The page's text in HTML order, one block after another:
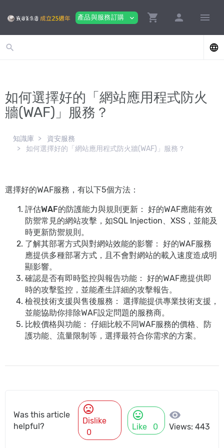
產品與服務訂購 expand_more shopping_cart person menu
search language
如何選擇好的「網站應用程式防火
牆(WAF)」服務？
知識庫
資安服務
如何選擇好的「網站應用程式防火牆(WAF)」服務？
選擇好的WAF服務，有以下5個方法：
評估WAF的防護能力與規則更新： 好的WAF應能有效
防禦常見的網站攻擊，如SQL Injection、XSS，並能及
時更新防禦規則。
了解其部署方式與對網站效能的影響： 好的WAF服務
應提供多種部署方式，且不會對網站的載入速度造成明
顯影響。
確認是否有即時監控與報告功能： 好的WAF應提供即
時的攻擊監控，並能產生詳細的攻擊報告。
檢視技術支援與售後服務： 選擇能提供專業技術支援，
並能協助你排除WAF設定問題的服務商。
比較價格與功能： 仔細比較不同WAF服務的價格、防
護功能、流量限制等，選擇最符合你需求的方案。
Was this article
helpful?
mood_bad
Dislike
0
mood
Like 0
visibility
Views: 443